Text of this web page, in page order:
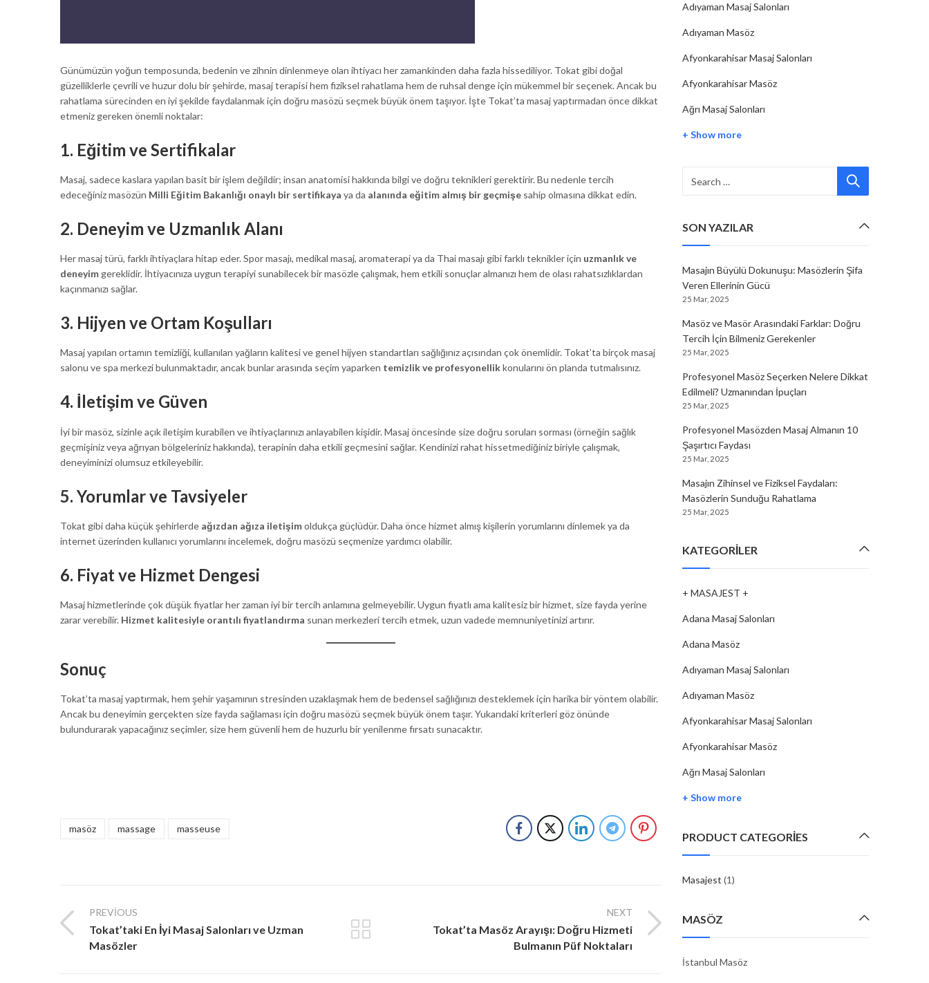
Günümüzün yoğun temposunda, bedenin ve zihnin dinlenmeye olan ihtiyacı her zamankinden daha fazla hissediliyor. Tokat gibi doğal
güzelliklerle çevrili ve huzur dolu bir şehirde, masaj terapisi hem fiziksel rahatlama hem de ruhsal denge için mükemmel bir seçenek. Ancak bu
rahatlama sürecinden en iyi şekilde faydalanmak için doğru masözü seçmek büyük önem taşıyor. İşte Tokat’ta masaj yaptırmadan önce dikkat
etmeniz gereken önemli noktalar:
1. Eğitim ve Sertifikalar
Masaj, sadece kaslara yapılan basit bir işlem değildir; insan anatomisi hakkında bilgi ve doğru teknikleri gerektirir. Bu nedenle tercih
edeceğiniz masözün Milli Eğitim Bakanlığı onaylı bir sertifikaya ya da alanında eğitim almış bir geçmişe sahip olmasına dikkat edin.
2. Deneyim ve Uzmanlık Alanı
Her masaj türü, farklı ihtiyaçlara hitap eder. Spor masajı, medikal masaj, aromaterapi ya da Thai masajı gibi farklı teknikler için uzmanlık ve
deneyim gereklidir. İhtiyacınıza uygun terapiyi sunabilecek bir masözle çalışmak, hem etkili sonuçlar almanızı hem de olası rahatsızlıklardan
kaçınmanızı sağlar.
3. Hijyen ve Ortam Koşulları
Masaj yapılan ortamın temizliği, kullanılan yağların kalitesi ve genel hijyen standartları sağlığınız açısından çok önemlidir. Tokat’ta birçok masaj
salonu ve spa merkezi bulunmaktadır, ancak bunlar arasında seçim yaparken temizlik ve profesyonellikkonularını ön planda tutmalısınız.
4. İletişim ve Güven
İyi bir masöz, sizinle açık iletişim kurabilen ve ihtiyaçlarınızı anlayabilen kişidir. Masaj öncesinde size doğru soruları sorması (örneğin sağlık
geçmişiniz veya ağrıyan bölgeleriniz hakkında), terapinin daha etkili geçmesini sağlar. Kendinizi rahat hissetmediğiniz biriyle çalışmak,
deneyiminizi olumsuz etkileyebilir.
5. Yorumlar ve Tavsiyeler
Tokat gibi daha küçük şehirlerde ağızdan ağıza iletişimoldukça güçlüdür. Daha önce hizmet almış kişilerin yorumlarını dinlemek ya da
internet üzerinden kullanıcı yorumlarını incelemek, doğru masözü seçmenize yardımcı olabilir.
6. Fiyat ve Hizmet Dengesi
Masaj hizmetlerinde çok düşük fiyatlar her zaman iyi bir tercih anlamına gelmeyebilir. Uygun fiyatlı ama kalitesiz bir hizmet, size fayda yerine
zarar verebilir. Hizmet kalitesiyle orantılı fiyatlandırma sunan merkezleri tercih etmek, uzun vadede memnuniyetinizi artırır.
Sonuç
Tokat’ta masaj yaptırmak, hem şehir yaşamının stresinden uzaklaşmak hem de bedensel sağlığınızı desteklemek için harika bir yöntem olabilir.
Ancak bu deneyimin gerçekten size fayda sağlaması için doğru masözü seçmek büyük önem taşır. Yukarıdaki kriterleri göz önünde
bulundurarak yapacağınız seçimler, size hem güvenli hem de huzurlu bir yenilenme fırsatı sunacaktır.
masöz massage masseuse
PREVIOUS
Tokat’taki En İyi Masaj Salonları ve Uzman
Masözler
NEXT
Tokat’ta Masöz Arayışı: Doğru Hizmeti
Bulmanın Püf Noktaları
Adıyaman Masaj Salonları
Adıyaman Masöz
Afyonkarahisar Masaj Salonları
Afyonkarahisar Masöz
Ağrı Masaj Salonları
+ Show more
SON YAZILAR
Masajın Büyülü Dokunuşu: Masözlerin Şifa
Veren Ellerinin Gücü
25 Mar, 2025
Masöz ve Masör Arasındaki Farklar: Doğru
Tercih İçin Bilmeniz Gerekenler
25 Mar, 2025
Profesyonel Masöz Seçerken Nelere Dikkat
Edilmeli? Uzmanından İpuçları
25 Mar, 2025
Profesyonel Masözden Masaj Almanın 10
Şaşırtıcı Faydası
25 Mar, 2025
Masajın Zihinsel ve Fiziksel Faydaları:
Masözlerin Sunduğu Rahatlama
25 Mar, 2025
KATEGORILER
+ MASAJEST +
Adana Masaj Salonları
Adana Masöz
Adıyaman Masaj Salonları
Adıyaman Masöz
Afyonkarahisar Masaj Salonları
Afyonkarahisar Masöz
Ağrı Masaj Salonları
+ Show more
PRODUCT CATEGORIES
Masajest (1)
MASÖZ
İstanbul Masöz